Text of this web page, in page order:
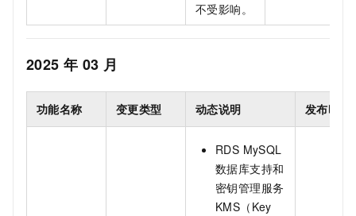
不受影响。
2025 年 03 月
功能名称 变更类型 动态说明 发布时间
RDS MySQL
数据库支持和
密钥管理服务
KMS（Key